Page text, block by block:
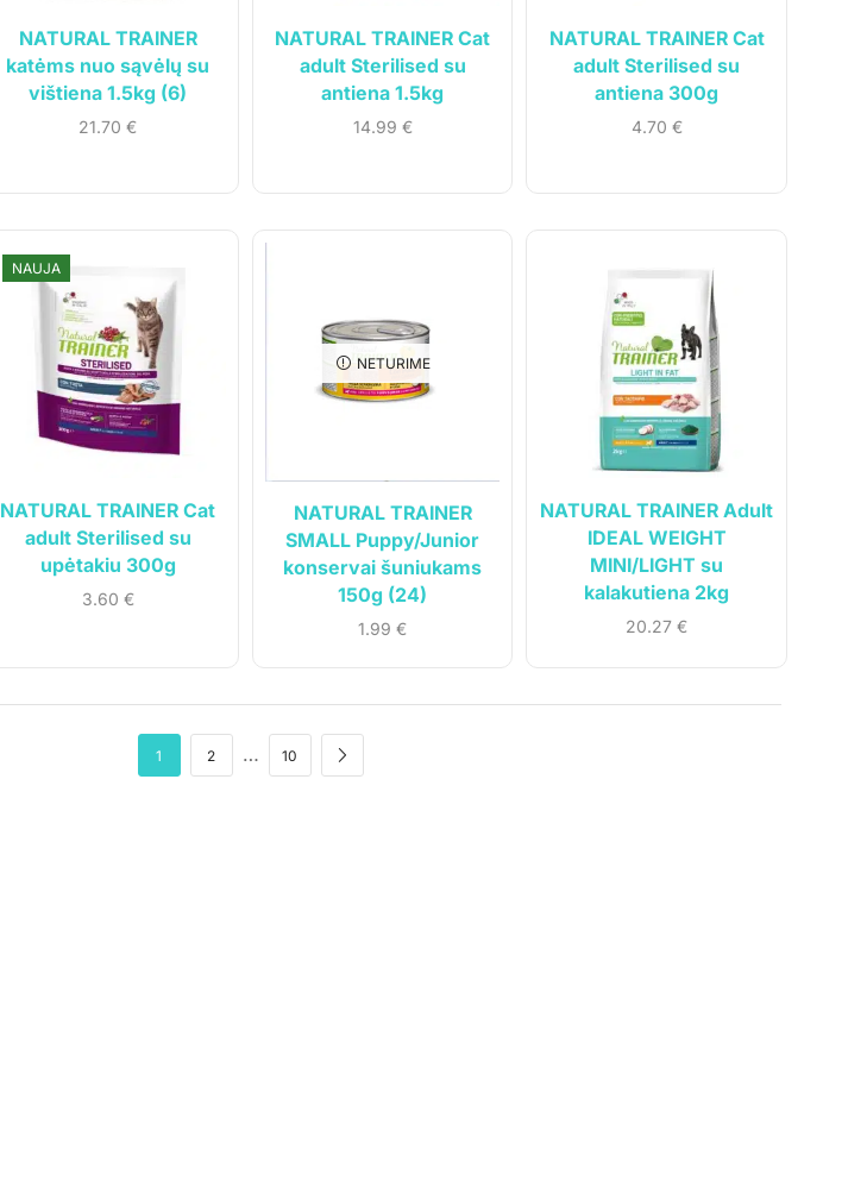
NATURAL TRAINER
katėms nuo sąvėlų su
vištiena 1.5kg (6)
21.70€
NATURAL TRAINER Cat
adult Sterilised su
antiena 1.5kg
14.99 €
NATURAL TRAINER Cat
adult Sterilised su
antiena 300g
4.70 €
NAUJA
NATURAL TRAINER Cat
adult Sterilised su
upėtakiu 300g
3.60 €
NETURIME
NATURAL TRAINER
SMALL Puppy/Junior
konservai šuniukams
150g (24)
1.99€
NATURAL TRAINER Adult
IDEAL WEIGHT
MINI/LIGHT su
kalakutiena 2kg
20.27€
1 2 … 10